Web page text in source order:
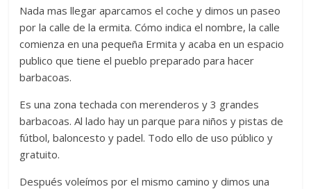
Nada mas llegar aparcamos el coche y dimos un paseo
por la calle de la ermita. Cómo indica el nombre, la calle
comienza en una pequeña Ermita y acaba en un espacio
publico que tiene el pueblo preparado para hacer
barbacoas.
Es una zona techada con merenderos y 3 grandes
barbacoas. Al lado hay un parque para niños y pistas de
fútbol, baloncesto y padel. Todo ello de uso público y
gratuito.
Después voleímos por el mismo camino y dimos una